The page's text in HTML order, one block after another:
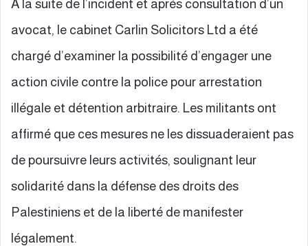
À la suite de l’incident et après consultation d’un
avocat, le cabinet Carlin Solicitors Ltd a été
chargé d’examiner la possibilité d’engager une
action civile contre la police pour arrestation
illégale et détention arbitraire. Les militants ont
affirmé que ces mesures ne les dissuaderaient pas
de poursuivre leurs activités, soulignant leur
solidarité dans la défense des droits des
Palestiniens et de la liberté de manifester
légalement.